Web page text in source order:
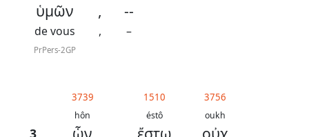
ὑμῶν
de vous
PrPers-2GP
,
,
--
–
3
3739
hôn
1510
éstô
3756
oukh